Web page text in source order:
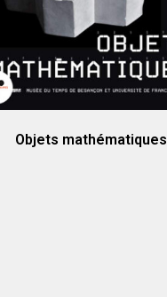
Objets mathématiques